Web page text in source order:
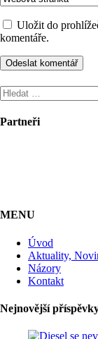
Uložit do
komentáře.
Vyhledávání
Partneři
MENU
Úvod
Aktuality,
Názory
Kontakt
Nejnovější